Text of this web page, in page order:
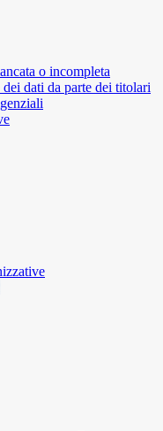
o incompleta
dati da parte dei titolari